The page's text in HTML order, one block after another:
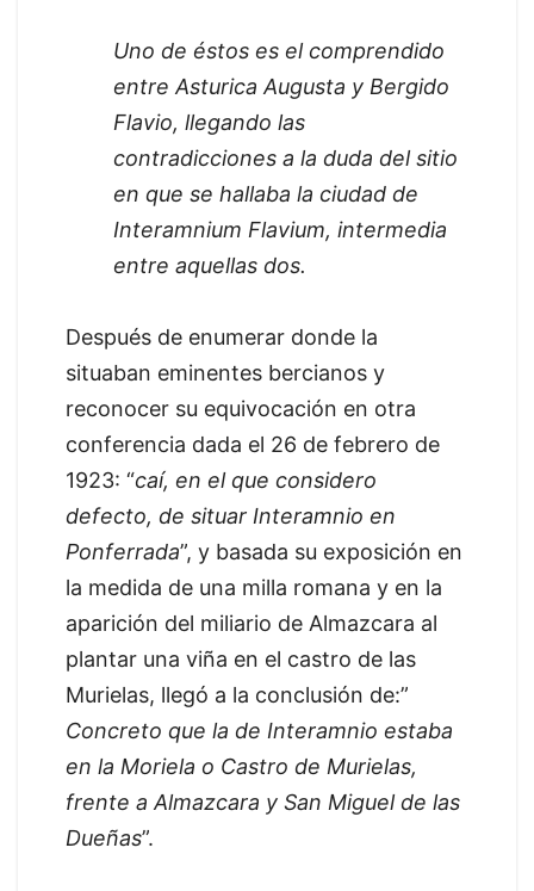
Uno de éstos es el comprendido
entre Asturica Augusta y Bergido
Flavio, llegando las
contradicciones a la duda del sitio
en que se hallaba la ciudad de
Interamnium Flavium, intermedia
entre aquellas dos.
Después de enumerar donde la
situaban eminentes bercianos y
reconocer su equivocación en otra
conferencia dada el 26 de febrero de
1923: “caí, en el que considero
defecto, de situar Interamnio en
Ponferrada”, y basada su exposición en
la medida de una milla romana y en la
aparición del miliario de Almazcara al
plantar una viña en el castro de las
Murielas, llegó a la conclusión de:”
Concreto que la de Interamnio estaba
en la Moriela o Castro de Murielas,
frente a Almazcara y San Miguel de las
Dueñas”.